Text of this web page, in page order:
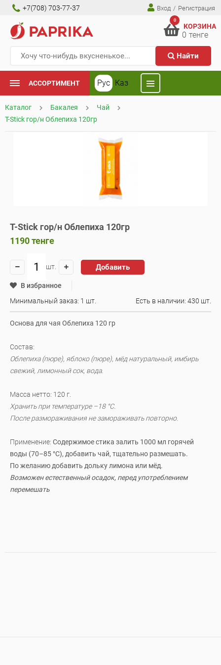
+7(708) 703-77-37 Вход / Регистрация
Найти
0
КОРЗИНА
0 тенге
АССОРТИМЕНТ Рус Каз
Каталог Бакалея
Чай
T-Stick гор/н Облепиха 120гр
T-Stick гор/н Облепиха 120гр
1190тенге
шт. Добавить
В избранное
Минимальный заказ: 1 шт.
Есть в наличии: 430 шт.
Основа для чая Облепиха 120 гр
Состав:
Облепиха (пюре), яблоко (пюре), мёд натуральный, имбирь
свежий, лимонный сок, вода.
Масса нетто: 120 г.
Хранить при температуре –18 °C.
После размораживания не замораживать повторно.
Применение: Содержимое стика залить 1000 мл горячей
воды (70–85 °C), добавить чай, тщательно размешать.
По желанию добавить дольку лимона или мёд.
Возможен естественный осадок, перед употреблением
перемешать